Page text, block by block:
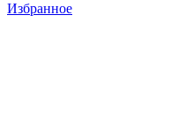
Избранное